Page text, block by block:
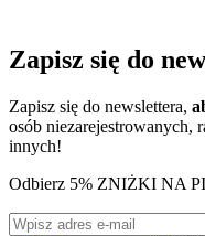
Zapisz się do
Zapisz się do newslettera,
osób niezarejestrowanych,
innych!
Odbierz 5% ZNIŻKI NA